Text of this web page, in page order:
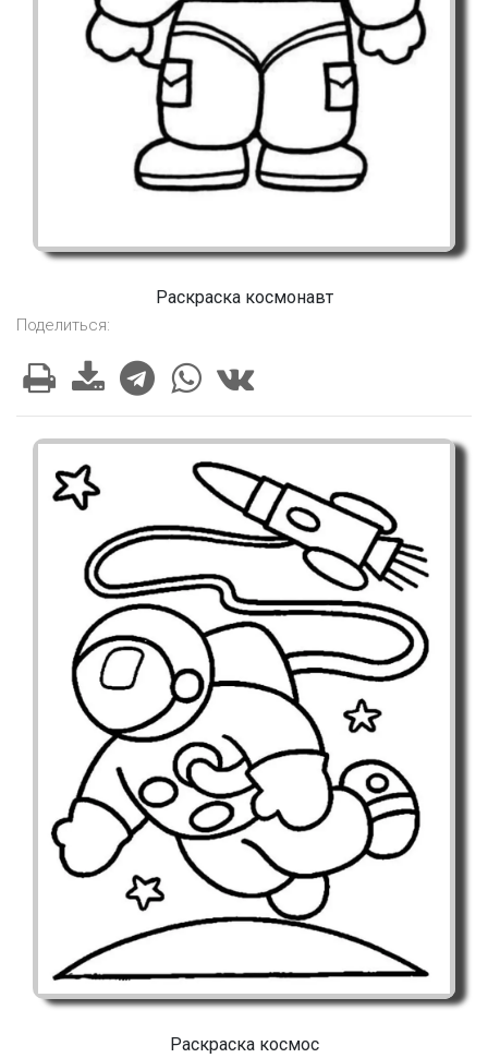
Раскраска космонавт
Поделиться:
Раскраска космос